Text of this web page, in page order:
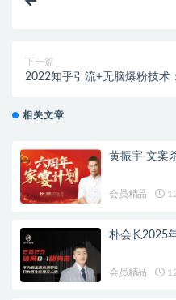
下一篇
2022知乎引流+无脑爆粉技术
相关文章
黄振宇-文案
会员精品
朴会长2025
会员精品